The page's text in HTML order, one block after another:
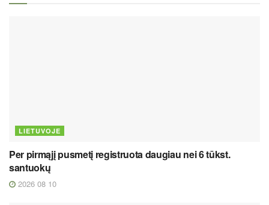
LIETUVOJE
Per pirmąjį pusmetį registruota daugiau nei 6 tūkst.
santuokų
2026 08 10